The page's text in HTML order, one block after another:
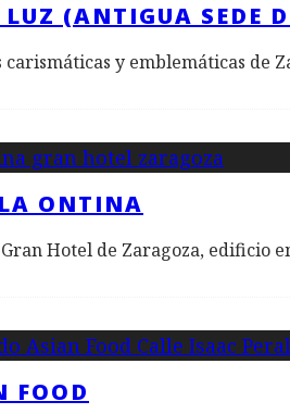
(ANTIGUA SEDE
carismáticas y emblemáticas de
ONTINA
Hotel de Zaragoza, edificio
FOOD